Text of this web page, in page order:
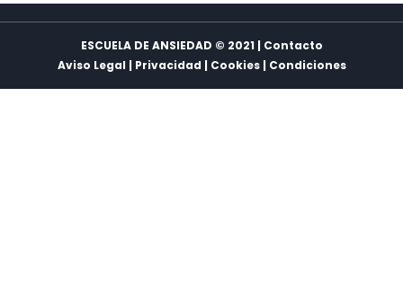
ESCUELA DE ANSIEDAD © 2021 | Contacto
Aviso Legal | Privacidad | Cookies| Condiciones